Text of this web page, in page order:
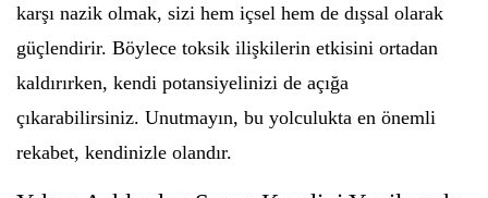
karşı nazik olmak, sizi hem içsel hem de dışsal olarak
güçlendirir. Böylece toksik ilişkilerin etkisini ortadan
kaldırırken, kendi potansiyelinizi de açığa
çıkarabilirsiniz. Unutmayın, bu yolculukta en önemli
rekabet, kendinizle olandır.